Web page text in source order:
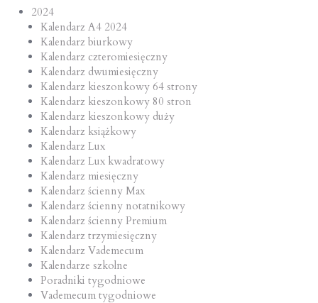
2024
Kalendarz A4 2024
Kalendarz biurkowy
Kalendarz czteromiesięczny
Kalendarz dwumiesięczny
Kalendarz kieszonkowy 64 strony
Kalendarz kieszonkowy 80 stron
Kalendarz kieszonkowy duży
Kalendarz książkowy
Kalendarz Lux
Kalendarz Lux kwadratowy
Kalendarz miesięczny
Kalendarz ścienny Max
Kalendarz ścienny notatnikowy
Kalendarz ścienny Premium
Kalendarz trzymiesięczny
Kalendarz Vademecum
Kalendarze szkolne
Poradniki tygodniowe
Vademecum tygodniowe